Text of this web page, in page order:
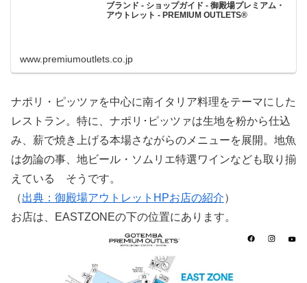
ブランド - ショップガイド - 御殿場プレミアム・
アウトレット - PREMIUM OUTLETS®
www.premiumoutlets.co.jp
ナポリ・ピッツァを中心に南イタリア料理をテーマにした
レストラン。特に、ナポリ･ピッツァは生地を粉から仕込
み、薪で焼き上げる本場さながらのメニューを展開。地魚
は勿論の事、地ビール・ソムリエ特選ワインなども取り揃
えている そうです。
（出典：御殿場アウトレットHPお店の紹介）
お店は、EASTZONEの下の位置にあります。